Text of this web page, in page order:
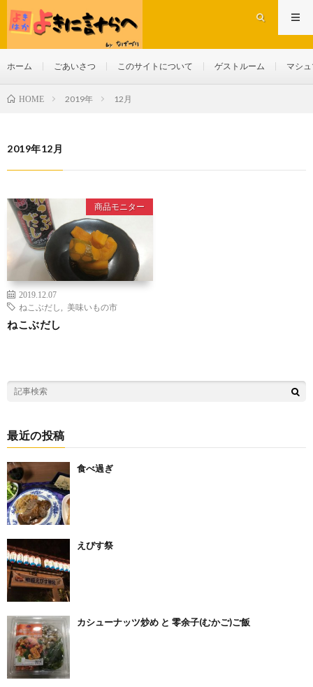
ホーム ごあいさつ このサイトについて ゲストルーム マシ
HOME 2019年 12月
2019年12月
商品モニター
2019.12.07
ねこぶだし
美味いもの市
ねこぶだし
最近の投稿
食べ過ぎ
えびす祭
カシューナッツ炒め と 零余子(むかご)ご飯